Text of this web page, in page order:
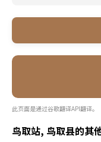
此页面是通过谷歌翻译API翻译。
鸟取站, 鸟取县的其